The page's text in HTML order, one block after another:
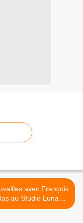
avec François
au Studio Luna
à l’occasion de la